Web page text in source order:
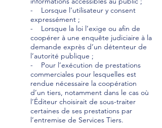
- Lorsque l’utilisateur y consent
expressément ;
- Lorsque la loi l’exige ou afin de
coopérer à une enquête judiciaire à la
demande exprès d’un détenteur de
l’autorité publique ;
- Pour l’exécution de prestations
commerciales pour lesquelles est
rendue nécessaire la coopération
d’un tiers, notamment dans le cas où
l’Éditeur choisirait de sous-traiter
certaines de ses prestations par
l’entremise de Services Tiers.